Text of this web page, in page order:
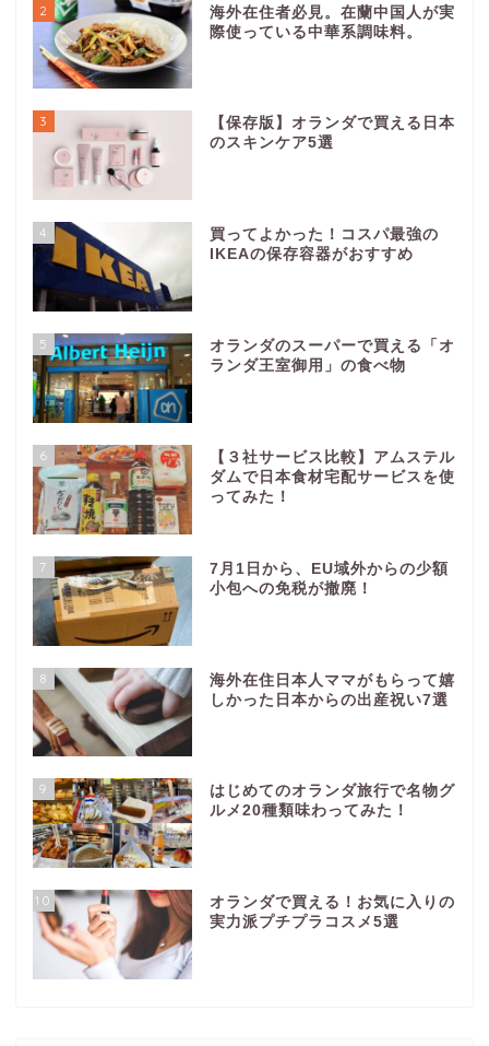
2
海外在住者必見。在蘭中国人が実
際使っている中華系調味料。
3
【保存版】オランダで買える日本
のスキンケア5選
4
買ってよかった！コスパ最強の
IKEAの保存容器がおすすめ
5
オランダのスーパーで買える「オ
ランダ王室御用」の食べ物
6
【３社サービス比較】アムステル
ダムで日本食材宅配サービスを使
ってみた！
7
7月1日から、EU域外からの少額
小包への免税が撤廃！
8
海外在住日本人ママがもらって嬉
しかった日本からの出産祝い7選
9
はじめてのオランダ旅行で名物グ
ルメ20種類味わってみた！
10
オランダで買える！お気に入りの
実力派プチプラコスメ5選